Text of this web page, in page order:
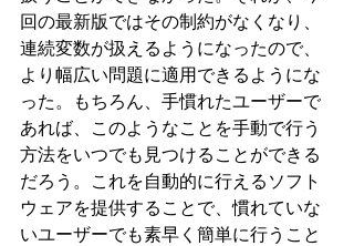
回の最新版ではその制約がなくなり、
連続変数が扱えるようになったので、
より幅広い問題に適用できるようにな
った。もちろん、手慣れたユーザーで
あれば、このようなことを手動で行う
方法をいつでも見つけることができる
だろう。これを自動的に行えるソフト
ウェアを提供することで、慣れていな
いユーザーでも素早く簡単に行うこと